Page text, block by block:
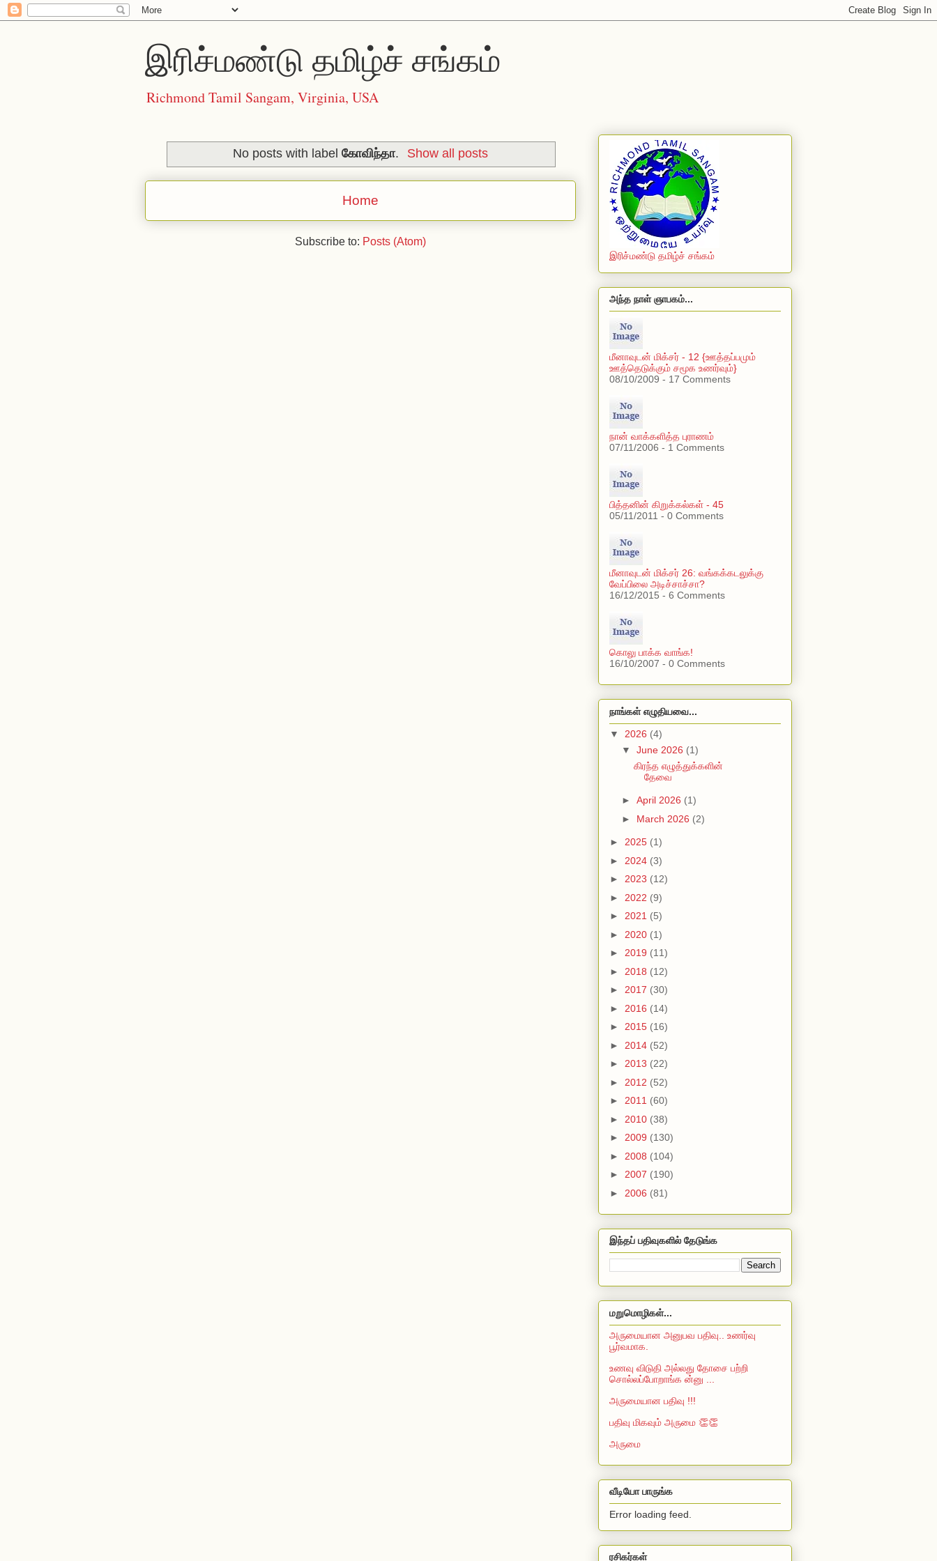
இரிச்மண்டு தமிழ்ச் சங்கம்
Richmond Tamil Sangam, Virginia, USA
No posts with label கோவிந்தா. Show all posts
Home
Subscribe to: Posts (Atom)
இரிச்மண்டு தமிழ்ச் சங்கம்
அந்த நாள் ஞாபகம்...
மீனாவுடன் மிக்சர் - 12 {ஊத்தப்பமும்
ஊத்தெடுக்கும் சமூக உணர்வும்}
08/10/2009 - 17 Comments
நான் வாக்களித்த புராணம்
07/11/2006 - 1 Comments
பித்தனின் கிறுக்கல்கள் - 45
05/11/2011 - 0 Comments
மீனாவுடன் மிக்சர் 26: வங்கக்கடலுக்கு
வேப்பிலை அடிச்சாச்சா?
16/12/2015 - 6 Comments
கொலு பாக்க வாங்க!
16/10/2007 - 0 Comments
நாங்கள் எழுதியவை...
▼ 2026 (4)
▼ June 2026 (1)
கிரந்த எழுத்துக்களின்
தேவை
► April 2026 (1)
► March 2026 (2)
► 2025 (1)
► 2024 (3)
► 2023 (12)
► 2022 (9)
► 2021 (5)
► 2020 (1)
► 2019 (11)
► 2018 (12)
► 2017 (30)
► 2016 (14)
► 2015 (16)
► 2014 (52)
► 2013 (22)
► 2012 (52)
► 2011 (60)
► 2010 (38)
► 2009 (130)
► 2008 (104)
► 2007 (190)
► 2006 (81)
இந்தப் பதிவுகளில் தேடுங்க
மறுமொழிகள்...
அருமையான அனுபவ பதிவு.. உணர்வு
பூர்வமாக.
உணவு விடுதி அல்லது தோசை பற்றி
சொல்லப்போறாங்க ன்னு ...
அருமையான பதிவு !!!
பதிவு மிகவும் அருமை 👏👏
அருமை
வீடியோ பாருங்க
Error loading feed.
ரசிகர்கள்